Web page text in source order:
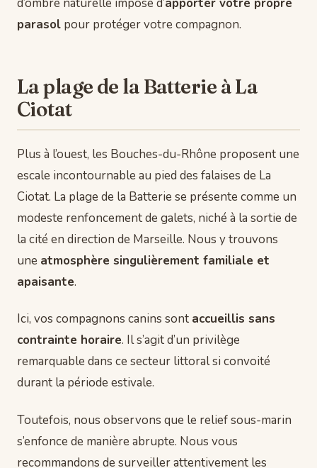
parasol pour protéger votre compagnon.
La plage de la Batterie à La
Ciotat
Plus à l’ouest, les Bouches-du-Rhône proposent une
escale incontournable au pied des falaises de La
Ciotat. La plage de la Batterie se présente comme un
modeste renfoncement de galets, niché à la sortie de
la cité en direction de Marseille. Nous y trouvons
une atmosphère singulièrement familiale et
apaisante.
Ici, vos compagnons canins sont accueillis sans
contrainte horaire. Il s’agit d’un privilège
remarquable dans ce secteur littoral si convoité
durant la période estivale.
Toutefois, nous observons que le relief sous-marin
s’enfonce de manière abrupte. Nous vous
recommandons de surveiller attentivement les